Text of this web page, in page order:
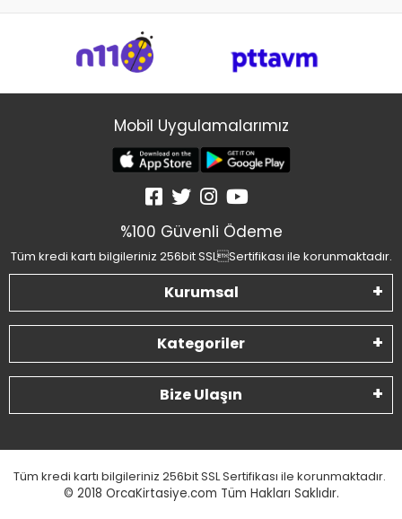
Mobil Uygulamalarımız
%100 Güvenli Ödeme
Tüm kredi kartı bilgileriniz 256bit SSLSertifikası ile korunmaktadır.
Kurumsal
Kategoriler
Bize Ulaşın
Tüm kredi kartı bilgileriniz 256bit SSL Sertifikası ile korunmaktadır.
© 2018 OrcaKirtasiye.com Tüm Hakları Saklıdır.